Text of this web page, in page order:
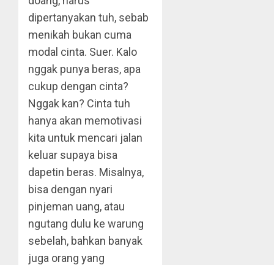
dipertanyakan tuh, sebab
menikah bukan cuma
modal cinta. Suer. Kalo
nggak punya beras, apa
cukup dengan cinta?
Nggak kan? Cinta tuh
hanya akan memotivasi
kita untuk mencari jalan
keluar supaya bisa
dapetin beras. Misalnya,
bisa dengan nyari
pinjeman uang, atau
ngutang dulu ke warung
sebelah, bahkan banyak
juga orang yang